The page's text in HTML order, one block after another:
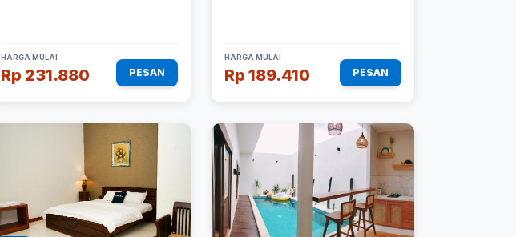
HARGA MULAI
Rp 231.880 PESAN
HARGA MULAI
Rp 189.410 PESAN